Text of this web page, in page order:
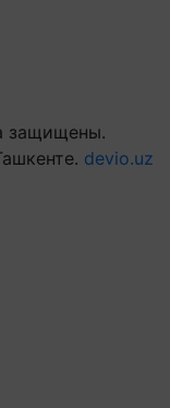
защищены.
devio.uz